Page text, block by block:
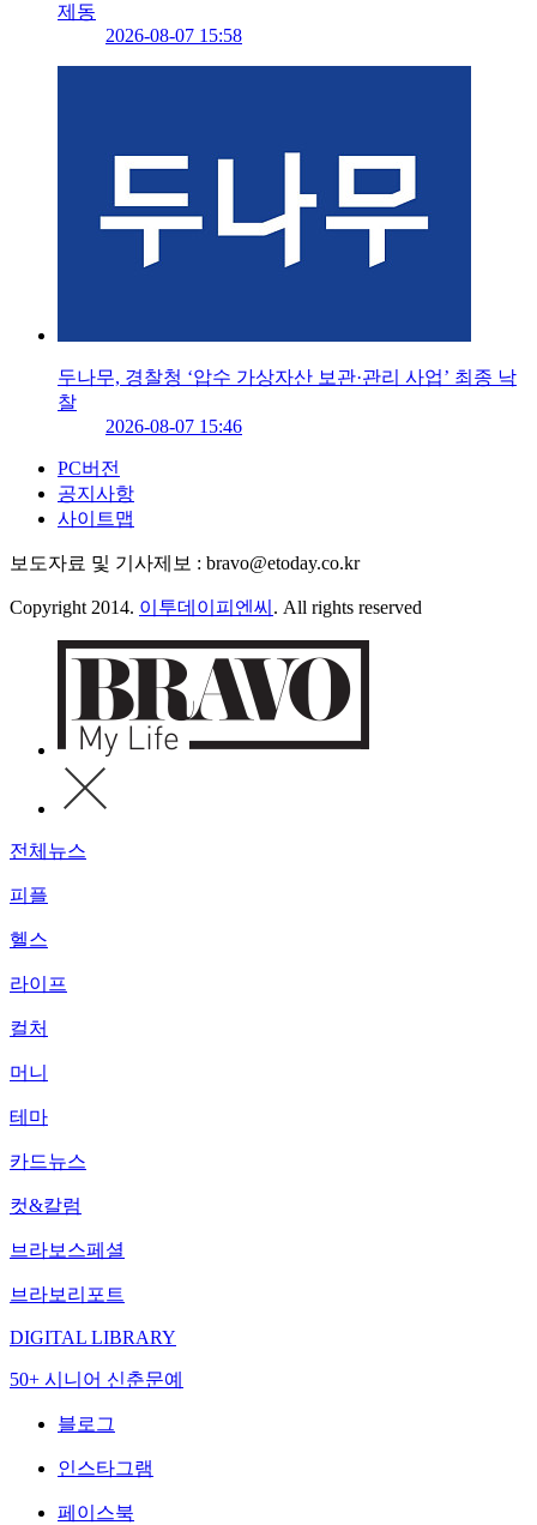
제동
2026-08-07 15:58
두나무, 경찰청 ‘압수 가상자산 보관·관리 사업’ 최종 낙
찰
2026-08-07 15:46
PC버전
공지사항
사이트맵
보도자료 및 기사제보 : bravo@etoday.co.kr
Copyright 2014. 이투데이피엔씨 . All rights reserved
전체뉴스
피플
헬스
라이프
컬처
머니
테마
카드뉴스
컷&칼럼
브라보스페셜
브라보리포트
DIGITAL LIBRARY
50+ 시니어 신춘문예
블로그
인스타그램
페이스북